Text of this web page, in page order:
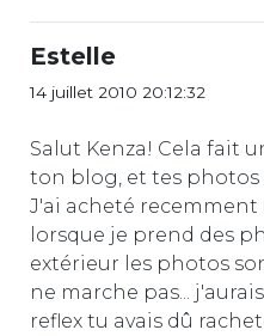
Estelle
14 juillet 2010 20:12:32
Salut Kenza! Cela fait
ton blog, et tes photos
J'ai acheté recemment
lorsque je prend des
extérieur les photos
ne marche pas...
reflex tu avais dû